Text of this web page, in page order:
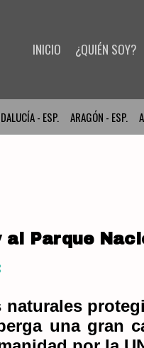
INICIO ¿QUIÉN SOY?
- ESP. ARAGÓN - ESP.
Parque
una gran